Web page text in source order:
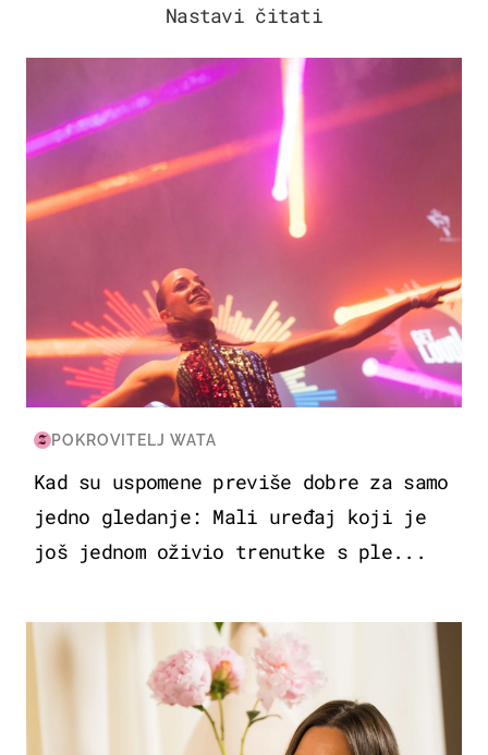
Nastavi čitati
KULTURA & ZABAVA
POKROVITELJ WATA
Kad su uspomene previše dobre za samo
jedno gledanje: Mali uređaj koji je
još jednom oživio trenutke s ple...
MODA & LJEPOTA